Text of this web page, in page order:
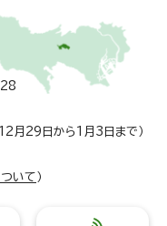
12月29日から1月3日まで）
いて ）